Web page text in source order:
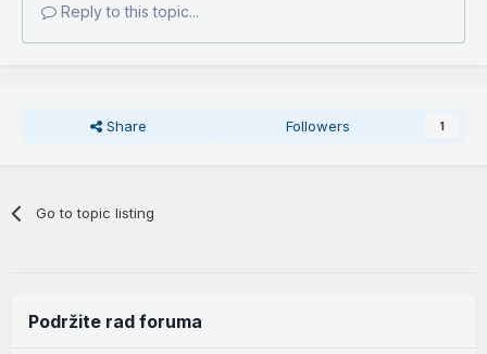
Reply to this topic...
Share Followers 1
Go to topic listing
Podržite rad foruma